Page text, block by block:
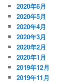
2020年6月
2020年5月
2020年4月
2020年3月
2020年2月
2020年1月
2019年12月
2019年11月